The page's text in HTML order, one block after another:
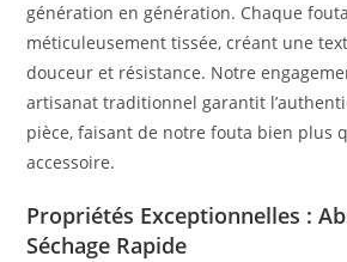
génération en génération. Chaque
méticuleusement tissée, créant une
douceur et résistance. Notre
artisanat traditionnel garantit
pièce, faisant de notre fouta bien plus
accessoire.
Propriétés Exceptionnelles :
Séchage Rapide